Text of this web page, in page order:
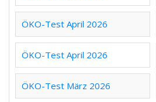
ÖKO-Test April 2026
ÖKO-Test April 2026
ÖKO-Test März 2026